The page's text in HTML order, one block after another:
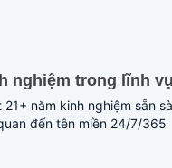
nghiệm trong lĩnh
năm kinh nghiệm sẵn
đến tên miền 24/7/365